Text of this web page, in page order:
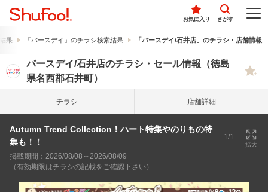
お気に入り さがす
果 「バースデイ」のチラシ検索結果 「バースデイ/石井店」のチラシ・店舗情報
バースデイ/石井店のチラシ・セール情報（徳島
県名西郡石井町）
チラシ 店舗詳細
Autumn Trend Collection！ハート特集やのりもの特
集も！！
1/1
拡大
掲載期間：2026/08/08～2026/08/09
（有効期限はチラシの記載をご確認下さい）